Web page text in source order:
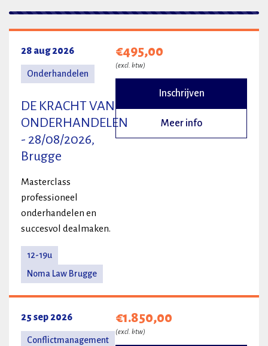
28 aug 2026
Onderhandelen
DE KRACHT VAN
ONDERHANDELEN
- 28/08/2026,
Brugge
Masterclass
professioneel
onderhandelen en
succesvol dealmaken.
12-19u
Noma Law Brugge
€495,00
(excl. btw)
Inschrijven
Meer info
25 sep 2026
Conflictmanagement
€1.850,00
(excl. btw)